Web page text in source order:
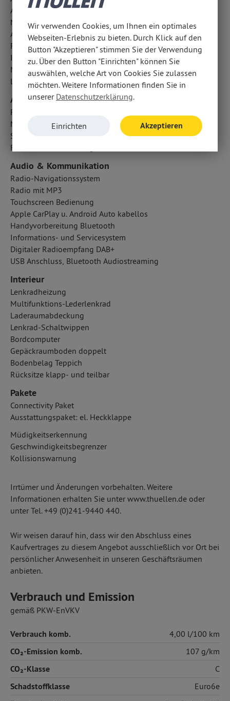
Akustischer Umfeldschutz
Notrufsystem
Aufmerksamkeitsassistent
Fußgängerschutzsystem
ISOFIX Kindersitzbefestigung
Notbremsassistent
LED-Scheinwerfer
Airbags
Fondairbags
Mittelairbag
Seitenairbag vorn
Fahrer- /Beifahrerairbag
Audio & Kommunikation
Radio-Navigationssystem
Radio mit MP3
Touchscreen Bedienung
Apple CarPlay u. Android Auto kabellos
Handyvorbereitung Bluetooth
Informations- und Servicesystem
Digitaler Radioempfang DAB+
USB Anschluss, Bluetooth Audiostreaming
Interieur
Lenkradheizung
Multifunktions-Lederlenkrad
Laderaumabdeckung
Lenkrad-Schaltwippen
Bordcomputer
Gepäckraumboden doppelt
Bodenbelag Teppich
Rücksitze klapp- und teilbar
Pakete
Connectivity Paket
Ausstattungspaket: el. Heckklappe
Müdigkeitserkennung
Geschwindigkeitsbegrenzer
Kollisionswarnung
Irrtümer und Änderungen vorbehalten. Weitere
Informationen erhalten Sie unter www.thuellen.de oder
unter Tel. +49 (0)241-9440 440.
Wir weisen darauf hin, dass wir den Abschluss eines
Kaufvertrages zu diesem Angebot ausschließlich vor Ort bei
persönlicher Anwesenheit in unseren Geschäftsräumen
anbieten.
Verbrauch und Emission
gemäß PKW-EnVKV
Verbrauch komb. 4,00 l/100 km
CO₂-Emission komb. 107 g/km
CO₂-Klasse C
Schadstoffklasse Euro6e
Wir verwenden Cookies, um Ihnen ein optimales
Webseiten-Erlebnis zu bieten. Durch Klick auf den
Button "Akzeptieren" stimmen Sie der Verwendung
zu. Über den Button "Einrichten" können Sie
auswählen, welche Art von Cookies Sie zulassen
möchten. Weitere Informationen finden Sie in
unserer Datenschutzerklärung.
Einrichten Akzeptieren